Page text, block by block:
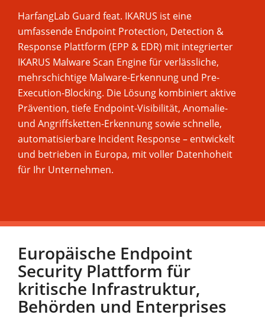
HarfangLab Guard feat. IKARUS ist eine
umfassende Endpoint Protection, Detection &
Response Plattform (EPP & EDR) mit integrierter
IKARUS Malware Scan Engine für verlässliche,
mehrschichtige Malware-Erkennung und Pre-
Execution-Blocking. Die Lösung kombiniert aktive
Prävention, tiefe Endpoint-Visibilität, Anomalie-
und Angriffsketten-Erkennung sowie schnelle,
automatisierbare Incident Response – entwickelt
und betrieben in Europa, mit voller Datenhoheit
für Ihr Unternehmen.
Europäische Endpoint
Security Plattform für
kritische Infrastruktur,
Behörden und Enterprises